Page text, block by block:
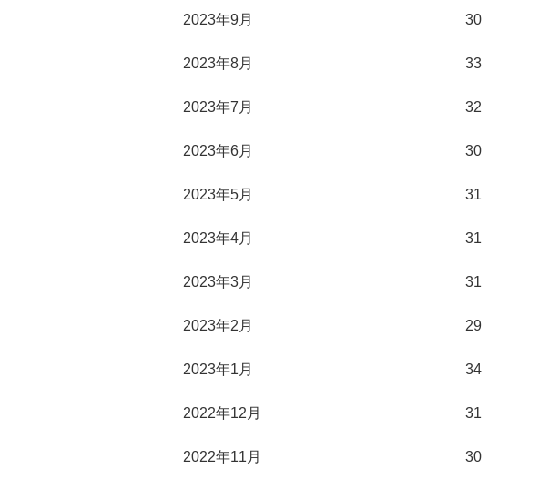
2023年9月 30
2023年8月 33
2023年7月 32
2023年6月 30
2023年5月 31
2023年4月 31
2023年3月 31
2023年2月 29
2023年1月 34
2022年12月 31
2022年11月 30